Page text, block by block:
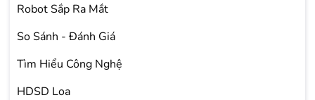
Robot Sắp Ra Mắt
So Sánh - Đánh Giá
Tìm Hiểu Công Nghệ
HDSD Loa